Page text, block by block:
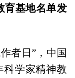
育基地名单发
者日”，中国
科学家精神教